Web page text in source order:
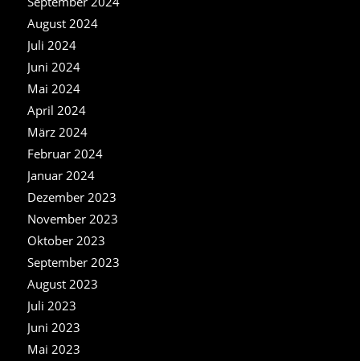
August 2024
Juli 2024
Juni 2024
Mai 2024
April 2024
März 2024
Februar 2024
Januar 2024
Dezember 2023
November 2023
Oktober 2023
September 2023
August 2023
Juli 2023
Juni 2023
Mai 2023